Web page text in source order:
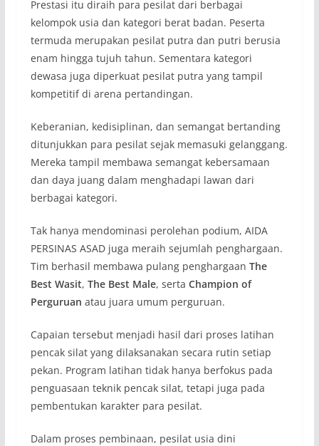
Prestasi itu diraih para pesilat dari berbagai
kelompok usia dan kategori berat badan. Peserta
termuda merupakan pesilat putra dan putri berusia
enam hingga tujuh tahun. Sementara kategori
dewasa juga diperkuat pesilat putra yang tampil
kompetitif di arena pertandingan.
Keberanian, kedisiplinan, dan semangat bertanding
ditunjukkan para pesilat sejak memasuki gelanggang.
Mereka tampil membawa semangat kebersamaan
dan daya juang dalam menghadapi lawan dari
berbagai kategori.
Tak hanya mendominasi perolehan podium, AIDA
PERSINAS ASAD juga meraih sejumlah penghargaan.
Tim berhasil membawa pulang penghargaan The
Best Wasit, The Best Male, serta Champion of
Perguruan atau juara umum perguruan.
Capaian tersebut menjadi hasil dari proses latihan
pencak silat yang dilaksanakan secara rutin setiap
pekan. Program latihan tidak hanya berfokus pada
penguasaan teknik pencak silat, tetapi juga pada
pembentukan karakter para pesilat.
Dalam proses pembinaan, pesilat usia dini